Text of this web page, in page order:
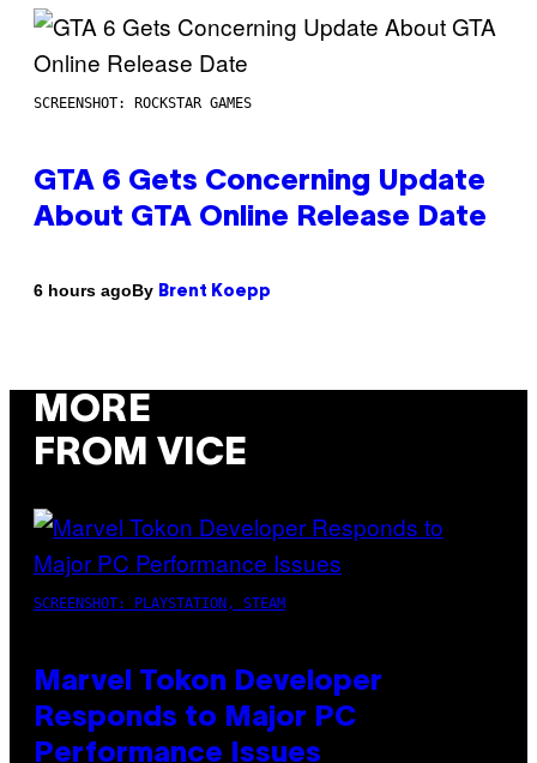
SCREENSHOT: ROCKSTAR GAMES
GTA 6 Gets Concerning Update
About GTA Online Release Date
6 hours agoBy Brent Koepp
MORE
FROM VICE
SCREENSHOT: PLAYSTATION, STEAM
Marvel Tokon Developer
Responds to Major PC
Performance Issues